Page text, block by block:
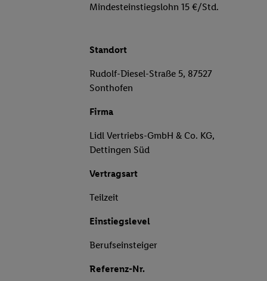
Mindesteinstiegslohn 15 €/Std.
Standort
Rudolf-Diesel-Straße 5, 87527
Sonthofen
Firma
Lidl Vertriebs-GmbH & Co. KG,
Dettingen Süd
Vertragsart
Teilzeit
Einstiegslevel
Berufseinsteiger
Referenz-Nr.